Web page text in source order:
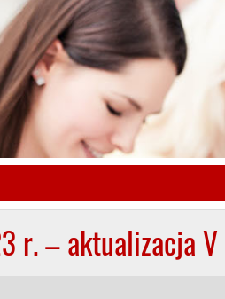
r. – aktualizacja V